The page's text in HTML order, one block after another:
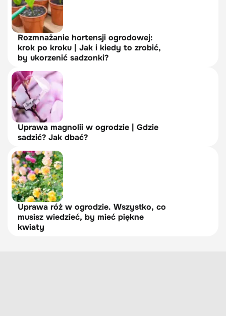
Rozmnażanie hortensji ogrodowej:
krok po kroku | Jak i kiedy to zrobić,
by ukorzenić sadzonki?
Uprawa magnolii w ogrodzie | Gdzie
sadzić? Jak dbać?
Uprawa róż w ogrodzie. Wszystko, co
musisz wiedzieć, by mieć piękne
kwiaty